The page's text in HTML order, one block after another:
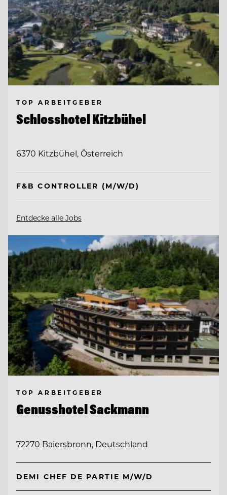
TOP ARBEITGEBER
Schlosshotel Kitzbühel
6370 Kitzbühel, Österreich
F&B CONTROLLER (M/W/D)
Entdecke alle Jobs
TOP ARBEITGEBER
Genusshotel Sackmann
72270 Baiersbronn, Deutschland
DEMI CHEF DE PARTIE M/W/D